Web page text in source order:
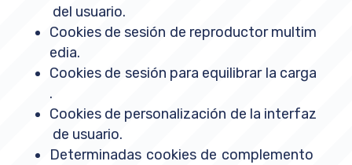
del usuario.
Cookies de sesión de reproductor multim
edia.
Cookies de sesión para equilibrar la carga
.
Cookies de personalización de la interfaz
de usuario.
Determinadas cookies de complemento